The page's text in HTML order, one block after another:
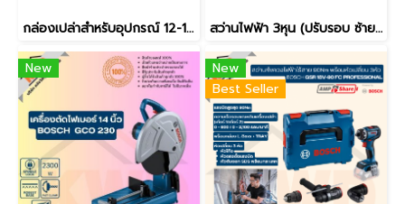
กล่องเปล่าสำหรับอุปกรณ์ 12-18V BOSCH ขนาดเล็ก ขนาดใหญ่ ขนาดใหญ่พิเศษ / 45x35x12cm หรือ 48x35x14cm (ของแท้) สว่านไฟฟ้า 3หุน (ปรับรอบ ซ้าย-ขวา) 2,800 รอบ 400 วัตต์ BOSCH GBM400 รุ่นใหม่ล่าสุด
New
New
Best Seller